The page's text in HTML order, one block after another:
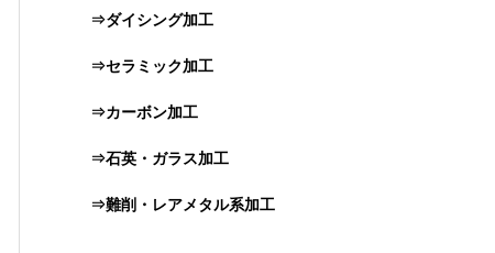
⇒ダイシング加工
⇒セラミック加工
⇒カーボン加工
⇒石英・ガラス加工
⇒難削・レアメタル系加工